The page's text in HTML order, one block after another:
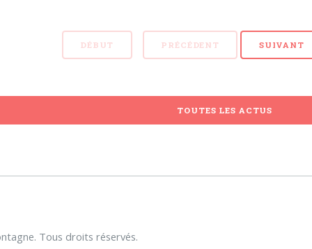
DÉBUT PRÉCÉDENT SUIVANT
TOUTES LES ACTUS
Tous droits réservés.